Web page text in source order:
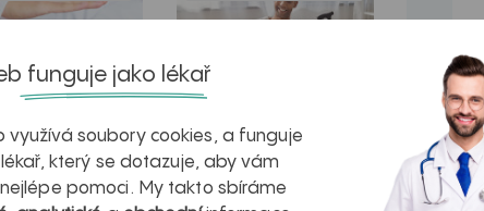
v datech a
Inovativní
léčba
funguje jako lékař
využívá soubory cookies, a funguje
který se dotazuje, aby vám
pomoci. My takto sbíráme